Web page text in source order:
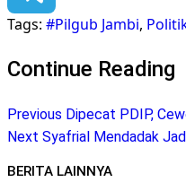
Telegram
Tags: #Pilgub Jambi,
Continue Reading
Previous Dipecat PDIP,
Next Syafrial Mendadak
BERITA LAINNYA